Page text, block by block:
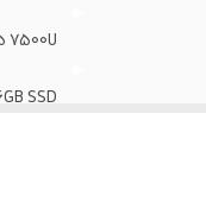
7500U
SSD